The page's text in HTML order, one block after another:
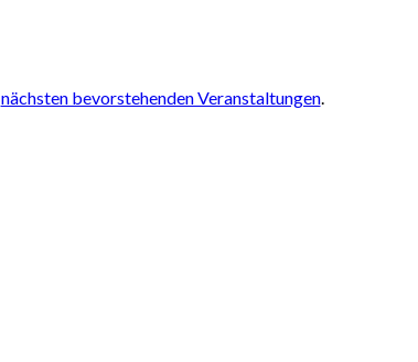
nächsten bevorstehenden Veranstaltungen.